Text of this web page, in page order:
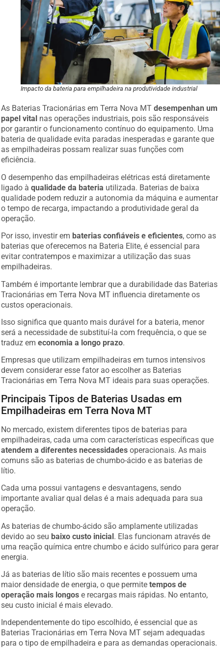
Impacto da bateria para empilhadeira na produtividade industrial
As Baterias Tracionárias em Terra Nova MTdesempenhan um
papel vital nas operações industriais, pois são responsáveis
por garantir o funcionamento contínuo do equipamento. Uma
bateria de qualidade evita paradas inesperadas e garante que
as empilhadeiras possam realizar suas funções com
eficiência.
O desempenho das empilhadeiras elétricas está diretamente
ligado àqualidade da bateria utilizada. Baterias de baixa
qualidade podem reduzir a autonomia da máquina e aumentar
o tempo de recarga, impactando a produtividade geral da
operação.
Por isso, investir em baterias confiáveis e eficientes, como as
baterias que oferecemos na Bateria Elite, é essencial para
evitar contratempos e maximizar a utilização das suas
empilhadeiras.
Também é importante lembrar que a durabilidade das Baterias
Tracionárias em Terra Nova MT influencia diretamente os
custos operacionais.
Isso significa que quanto mais durável for a bateria, menor
será a necessidade de substituí-la com frequência, o que se
traduz emeconomia a longo prazo.
Empresas que utilizam empilhadeiras em turnos intensivos
devem considerar esse fator ao escolher as Baterias
Tracionárias em Terra Nova MT ideais para suas operações.
Principais Tipos de Baterias Usadas em
Empilhadeiras em Terra Nova MT
No mercado, existem diferentes tipos de baterias para
empilhadeiras, cada uma com características específicas que
atendem a diferentes necessidades operacionais. As mais
comuns são as baterias de chumbo-ácido e as baterias de
lítio.
Cada uma possui vantagens e desvantagens, sendo
importante avaliar qual delas é a mais adequada para sua
operação.
As baterias de chumbo-ácido são amplamente utilizadas
devido ao seu baixo custo inicial. Elas funcionam através de
uma reação química entre chumbo e ácido sulfúrico para gerar
energia.
Já as baterias de lítio são mais recentes e possuem uma
maior densidade de energia, o que permitetempos de
operação mais longos e recargas mais rápidas. No entanto,
seu custo inicial é mais elevado.
Independentemente do tipo escolhido, é essencial que as
Baterias Tracionárias em Terra Nova MT sejam adequadas
para o tipo de empilhadeira e para as demandas operacionais.